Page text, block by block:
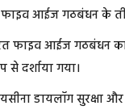
आईज गठबंधन के तीन
फाइव आईज गठबंधन
से दर्शाया गया।
डायलॉग सुरक्षा